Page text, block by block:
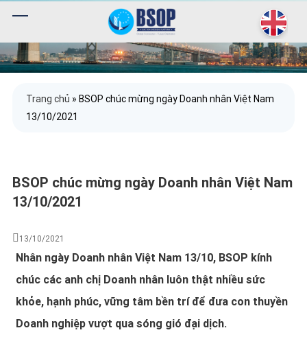
Trang chủ » BSOP chúc mừng ngày Doanh nhân Việt Nam
13/10/2021
BSOP chúc mừng ngày Doanh nhân Việt Nam
13/10/2021
13/10/2021
Nhân ngày Doanh nhân Việt Nam 13/10, BSOP kính
chúc các anh chị Doanh nhân luôn thật nhiều sức
khỏe, hạnh phúc, vững tâm bền trí để đưa con thuyền
Doanh nghiệp vượt qua sóng gió đại dịch.